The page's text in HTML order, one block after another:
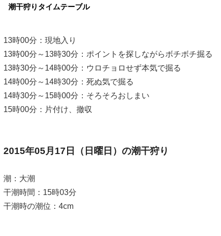
潮干狩りタイムテーブル
13時00分：現地入り
13時00分～13時30分：ポイントを探しながらボチボチ掘る
13時30分～14時00分：ウロチョロせず本気で掘る
14時00分～14時30分：死ぬ気で掘る
14時30分～15時00分：そろそろおしまい
15時00分：片付け、撤収
2015年05月17日（日曜日）の潮干狩り
潮：大潮
干潮時間：15時03分
干潮時の潮位：4cm